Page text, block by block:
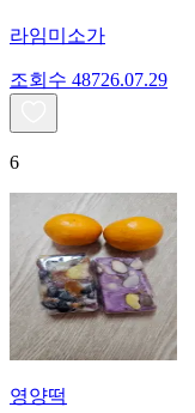
라임미소가
조회수 48726.07.29
6
영양떡